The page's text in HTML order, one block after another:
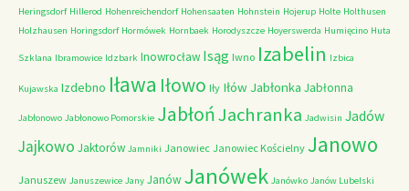
Heringsdorf Hillerod Hohenreichendorf Hohensaaten Hohnstein Hojerup Holte Holthusen
Holzhausen Horingsdorf Hormówek Hornbaek Horodyszcze Hoyerswerda Humięcino Huta
Szklana Ibramowice Idzbark Inowrocław Isąg Iwno Izabelin Izbica
Kujawska Izdebno Iława Iłowo Iły Iłów Jabłonka Jabłonna
Jabłonowo Jabłonowo Pomorskie JabłońJachranka Jadwisin Jadów
Jajkowo Jaktorów Jamniki Janowiec Janowiec Kościelny Janowo
Januszew Januszewice Jany Janów Janówek Janówko Janów Lubelski